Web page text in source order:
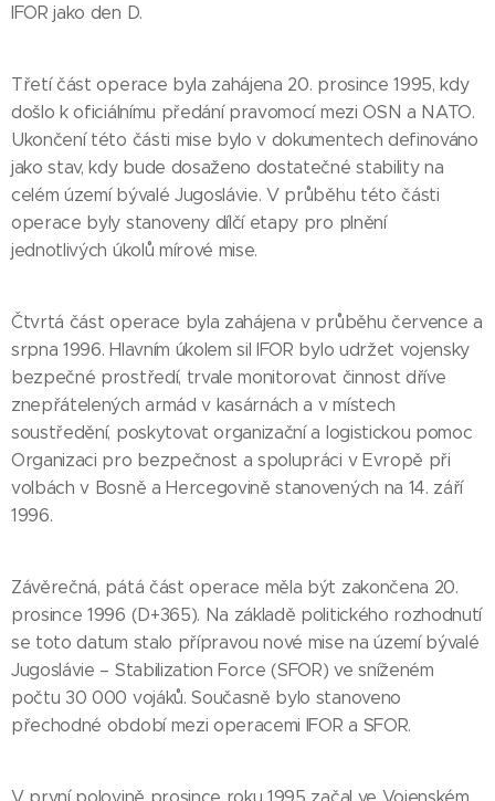
IFOR jako den D.
Třetí část operace byla zahájena 20. prosince 1995, kdy
došlo k oficiálnímu předání pravomocí mezi OSN a NATO.
Ukončení této části mise bylo v dokumentech definováno
jako stav, kdy bude dosaženo dostatečné stability na
celém území bývalé Jugoslávie. V průběhu této části
operace byly stanoveny dílčí etapy pro plnění
jednotlivých úkolů mírové mise.
Čtvrtá část operace byla zahájena v průběhu července a
srpna 1996. Hlavním úkolem sil IFOR bylo udržet vojensky
bezpečné prostředí, trvale monitorovat činnost dříve
znepřátelených armád v kasárnách a v místech
soustředění, poskytovat organizační a logistickou pomoc
Organizaci pro bezpečnost a spolupráci v Evropě při
volbách v Bosně a Hercegovině stanovených na 14. září
1996.
Závěrečná, pátá část operace měla být zakončena 20.
prosince 1996 (D+365). Na základě politického rozhodnutí
se toto datum stalo přípravou nové mise na území bývalé
Jugoslávie – Stabilization Force (SFOR) ve sníženém
počtu 30 000 vojáků. Současně bylo stanoveno
přechodné období mezi operacemi IFOR a SFOR.